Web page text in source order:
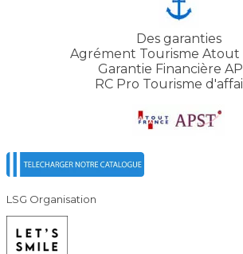
Des garanties
Agrément Tourisme Atout
Garantie Financière
RC Pro Tourisme
LSG Organisation